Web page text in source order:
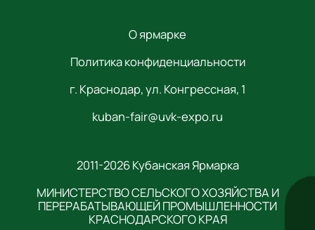
О ярмарке
Политика конфиденциальности
г. Краснодар, ул. Конгрессная, 1
kuban-fair@uvk-expo.ru
2011-2026 Кубанская Ярмарка
МИНИСТЕРСТВО СЕЛЬСКОГО ХОЗЯЙСТВА И
ПЕРЕРАБАТЫВАЮЩЕЙ ПРОМЫШЛЕННОСТИ
КРАСНОДАРСКОГО КРАЯ